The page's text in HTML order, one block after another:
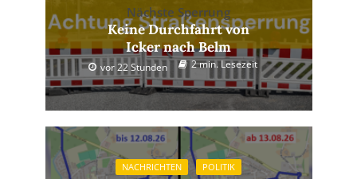
Nächste Sperrung
Keine Durchfahrt von
Icker nach Belm
vor 22 Stunden 2 min. Lesezeit
NACHRICHTEN POLITIK